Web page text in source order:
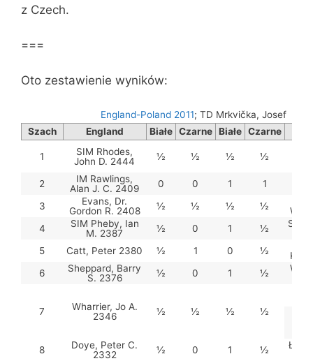
z Czech.
===
Oto zestawienie wyników:
England-Poland 2011; TD Mrkvička, Josef
Szach
England Białe Czarne Białe Czarne
1
SIM Rhodes,
John D. 2444
½ ½ ½ ½
2
IM Rawlings,
Alan J. C. 2409
0 0 1 1
3
Evans, Dr.
Gordon R. 2408
½ ½ ½ ½
4
SIM Pheby, Ian
M. 2387
½ 0 1 ½
SIM
5
Catt, Peter 2380 ½ 1 0 ½
6
Sheppard, Barry
S. 2376
½ 0 1 ½
7
Wharrier, Jo A.
2346
½ ½ ½ ½
8
Doye, Peter C.
2332
½ 0 1 ½